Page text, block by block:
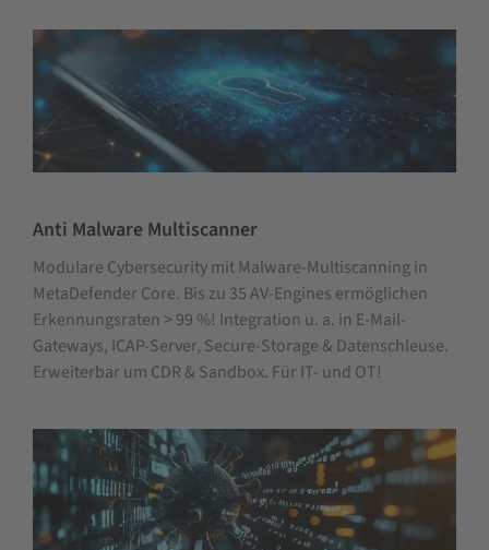
Anti Malware Multiscanner
Modulare Cybersecurity mit Malware-Multiscanning in
MetaDefender Core. Bis zu 35 AV-Engines ermöglichen
Erkennungsraten > 99 %! Integration u. a. in E-Mail-
Gateways, ICAP-Server, Secure-Storage & Datenschleuse.
Erweiterbar um CDR & Sandbox. Für IT- und OT!